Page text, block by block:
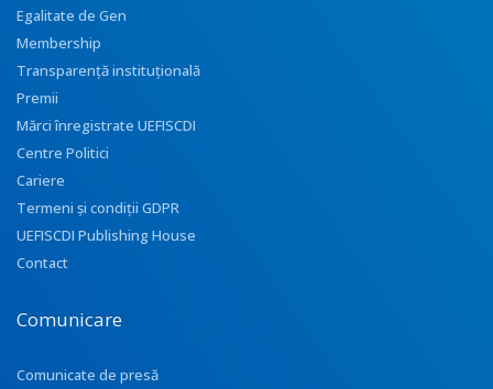
Egalitate de Gen
Membership
Transparenţă instituţională
Premii
Mărci înregistrate UEFISCDI
Centre Politici
Cariere
Termeni și condiții GDPR
UEFISCDI Publishing House
Contact
Comunicare
Comunicate de presă